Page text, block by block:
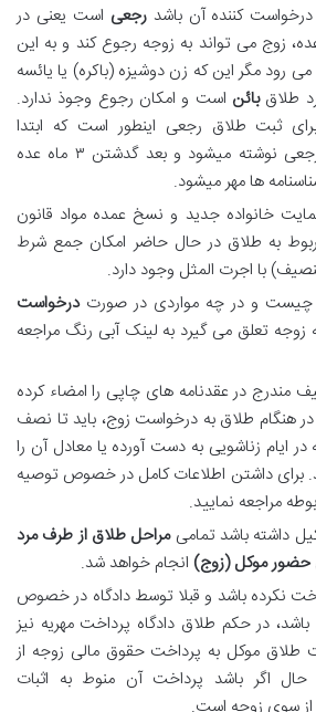
کننده آن باشدرجعی است یعنی در
۳ ماه عده، زوج می تواند به زوجه رجوع کند و به این
رود مگر این که زن دوشیزه (باکره) یا یائسه
طلاقبائن است و امکان رجوع وجوذ ندارد.
ثبت طلاق رجعی اینطور است که ابتدا
صورتجلسه طلاق رجعی نوشته میشود و بعد گدشتن ۳ ماه عده
ها مهر میشود.
خانواده جدید و نسخ عمده مواد قانون
به طلاق در حال حاضر امکان جمع شرط
با اجرت المثل وجود دارد.
چیست و در چه مواردی در صورتدرخواست
زوجه تعلق می گیرد به لینک آبی رنگ مراجعه
مندرج در عقدنامه های چاپی را امضاء کرده
در هنگام طلاق به درخواست زوج، باید تا نصف
ایام زناشویی به دست آورده یا معادل آن را
برای داشتن اطلاعات کامل در خصوص توصیه
مراجعه نمایید.
داشته باشد تمامیمراحل طلاق از طرف مرد
حضور موکل (زوج) انجام خواهد شد.
نکرده باشد و قبلا توسط دادگاه در خصوص
در حکم طلاق دادگاه پرداخت مهریه نیز
طلاق موکل به پرداخت حقوق مالی زوجه از
اگر باشد پرداخت آن منوط به اثبات